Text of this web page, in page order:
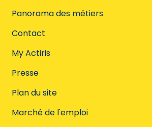
Panorama des métiers
Contact
My Actiris
Presse
Plan du site
Marché de l'emploi